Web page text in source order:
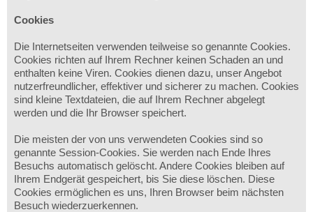
Cookies
Die Internetseiten verwenden teilweise so genannte Cookies.
Cookies richten auf Ihrem Rechner keinen Schaden an und
enthalten keine Viren. Cookies dienen dazu, unser Angebot
nutzerfreundlicher, effektiver und sicherer zu machen. Cookies
sind kleine Textdateien, die auf Ihrem Rechner abgelegt
werden und die Ihr Browser speichert.
Die meisten der von uns verwendeten Cookies sind so
genannte Session-Cookies. Sie werden nach Ende Ihres
Besuchs automatisch gelöscht. Andere Cookies bleiben auf
Ihrem Endgerät gespeichert, bis Sie diese löschen. Diese
Cookies ermöglichen es uns, Ihren Browser beim nächsten
Besuch wiederzuerkennen.